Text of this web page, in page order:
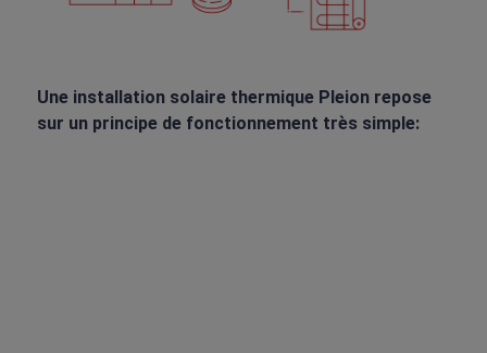
Une installation solaire thermique Pleion repose
sur un principe de fonctionnement très simple: